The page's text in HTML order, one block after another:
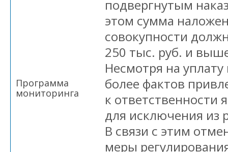
Программа
мониторинга
подвергнутым
этом сумма
совокупности
250 тыс. руб. и
Несмотря на
более фактов
к ответственности
для исключения из
В связи с этим
меры